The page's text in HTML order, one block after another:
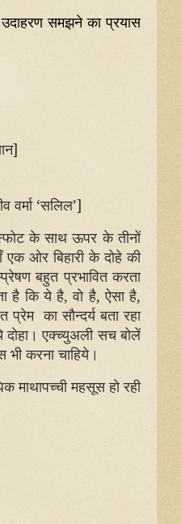
उदाहरण समझने का प्रयास
वर्मा ‘सलिल’]
के साथ ऊपर के तीनों
ओर बिहारी के दोहे की
बहुत प्रभावित करता
है कि ये है, वो है, ऐसा है,
प्रेम का सौन्दर्य बता रहा
एक्च्युअली सच बोलें
करना चाहिये।
महसूस हो रही